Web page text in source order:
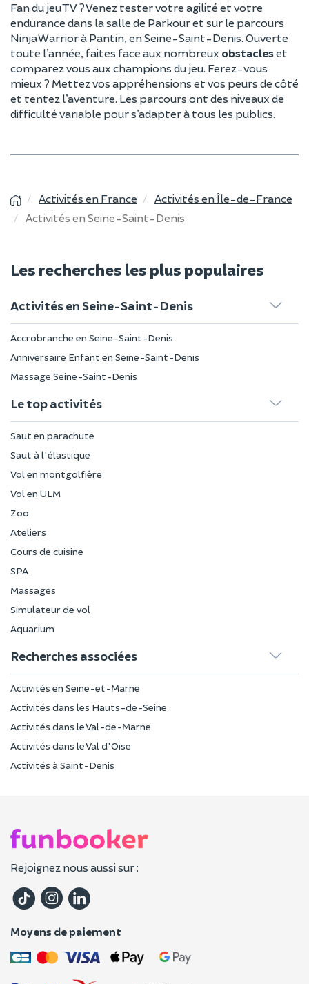
Fan du jeu TV ? Venez tester votre agilité et votre
endurance dans la salle de Parkour et sur le parcours
Ninja Warrior à Pantin, en Seine-Saint-Denis. Ouverte
toute l’année, faites face aux nombreux obstacleset
comparez vous aux champions du jeu. Ferez-vous
mieux ? Mettez vos appréhensions et vos peurs de côté
et tentez l’aventure. Les parcours ont des niveaux de
difficulté variable pour s’adapter à tous les publics.
Activités en France
Activités en Île-de-France
Activités en Seine-Saint-Denis
Les recherches les plus populaires
Activités en Seine-Saint-Denis
Accrobranche en Seine-Saint-Denis
Anniversaire Enfant en Seine-Saint-Denis
Massage Seine-Saint-Denis
Le top activités
Saut en parachute
Saut à l'élastique
Vol en montgolfière
Vol en ULM
Zoo
Ateliers
Cours de cuisine
SPA
Massages
Simulateur de vol
Aquarium
Recherches associées
Activités en Seine-et-Marne
Activités dans les Hauts-de-Seine
Activités dans le Val-de-Marne
Activités dans le Val d'Oise
Activités à Saint-Denis
Rejoignez nous aussi sur :
Moyens de paiement